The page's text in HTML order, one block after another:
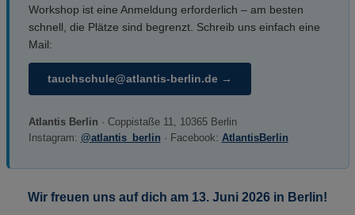
Workshop ist eine Anmeldung erforderlich – am besten
schnell, die Plätze sind begrenzt. Schreib uns einfach eine
Mail:
tauchschule@atlantis-berlin.de →
Atlantis Berlin · Coppistaße 11, 10365 Berlin
Instagram: @atlantis_berlin · Facebook: AtlantisBerlin
Wir freuen uns auf dich am 13. Juni 2026 in Berlin!